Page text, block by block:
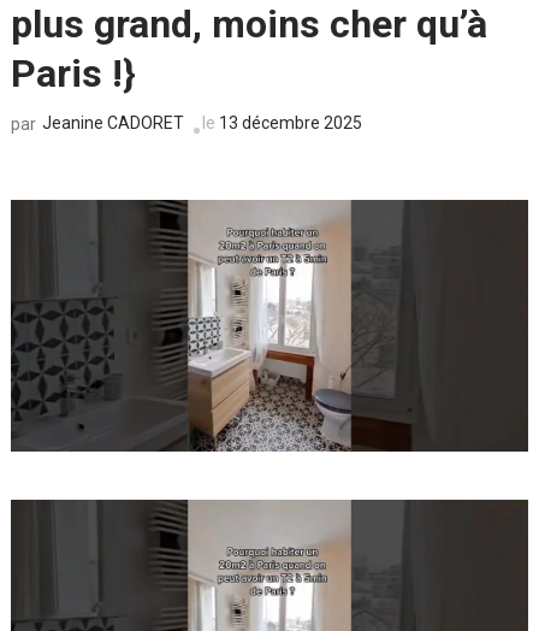
plus grand, moins cher qu’à
Paris !}
par Jeanine CADORET le 13 décembre 2025